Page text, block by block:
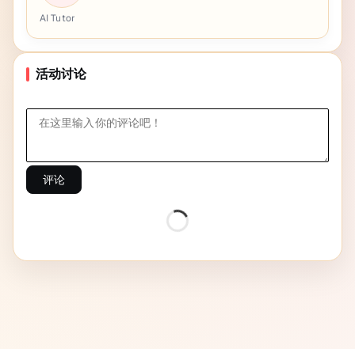
AI Tutor
活动讨论
评论